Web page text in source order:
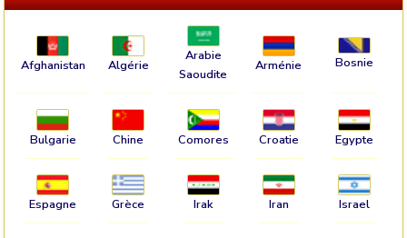
Afghanistan Algérie
Arabie
Saoudite
Arménie Bosnie
Bulgarie Chine Comores Croatie Egypte
Espagne Grèce Irak Iran Israel